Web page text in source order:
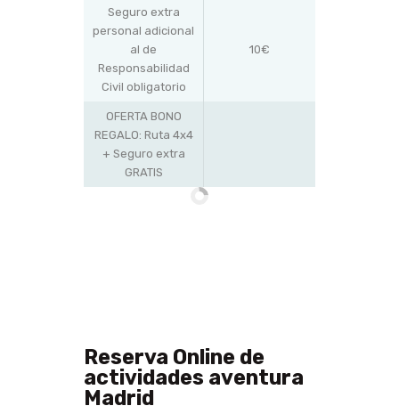
Seguro extra
personal adicional
al de
Responsabilidad
Civil obligatorio
10€
OFERTA BONO
REGALO: Ruta 4x4
+ Seguro extra
GRATIS
Reserva Online de
actividades aventura
Madrid